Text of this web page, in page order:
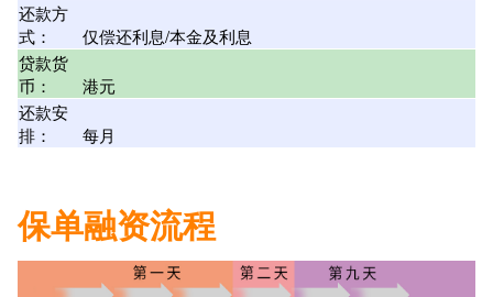
还款方
式：
仅偿还利息/本金及利息
贷款货
币：
港元
还款安
排：
每月
保单融资流程